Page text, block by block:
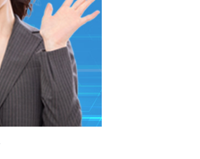
方向け
診断
Q&A